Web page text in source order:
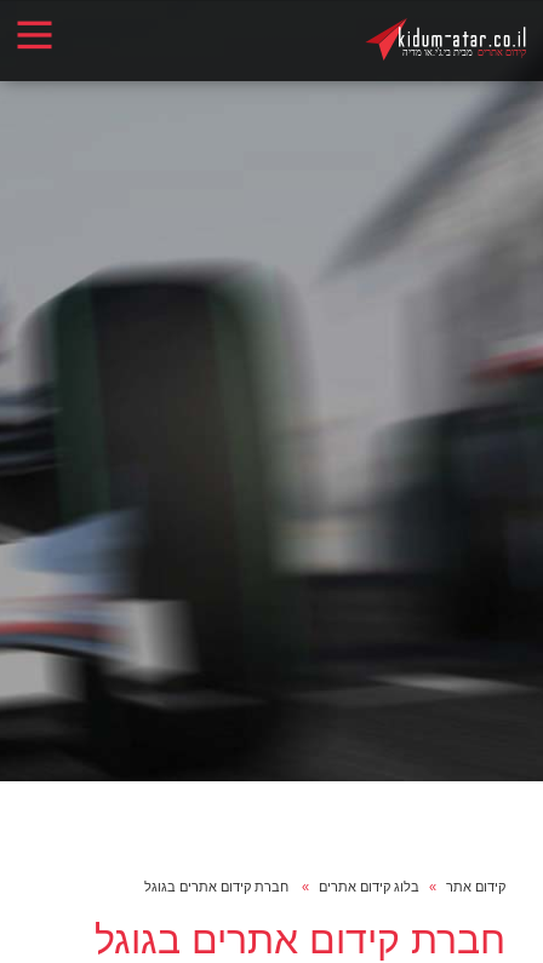
קידום אתר בלוג קידום אתרים חברת קידום אתרים בגוגל
חברת קידום אתרים בגוגל